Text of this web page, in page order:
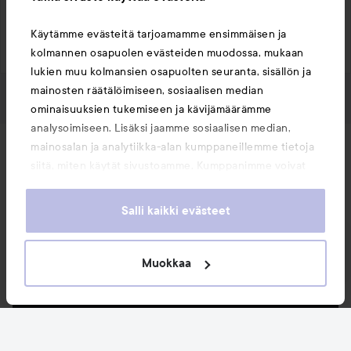
Käytämme evästeitä tarjoamamme ensimmäisen ja
kolmannen osapuolen evästeiden muodossa, mukaan
lukien muu kolmansien osapuolten seuranta, sisällön ja
mainosten räätälöimiseen, sosiaalisen median
ominaisuuksien tukemiseen ja kävijämäärämme
analysoimiseen. Lisäksi jaamme sosiaalisen median,
mainosalan ja analytiikka-alan kumppaneillemme tietoja
heille tai joita on kerätty, kun olet käyttänyt heidän
evästeiden käytön.
Salli kaikki evästeet
Muokkaa
lähettääksesi kommentin
Uutuudet ja tarjoukset